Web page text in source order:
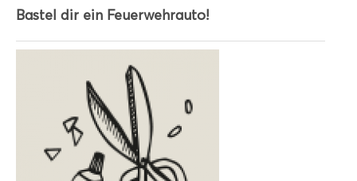
Bastel dir ein Feuerwehrauto!